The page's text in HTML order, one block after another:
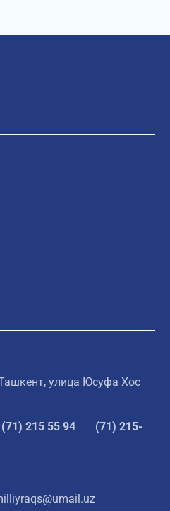
улица Юсуфа Хос
(71) 215 55 94
(71) 215-